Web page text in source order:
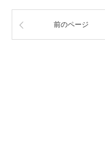
前のページ